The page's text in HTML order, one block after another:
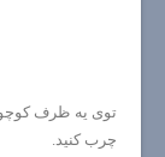
توی یه ظرف
چرب کنید.